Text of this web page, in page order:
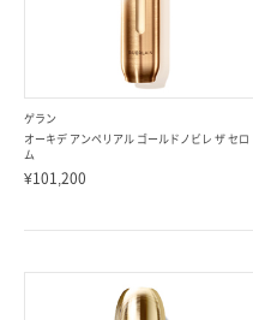
ゲラン
オーキデ アンペリアル ゴールドノビレ ザ セロ
ム
¥101,200